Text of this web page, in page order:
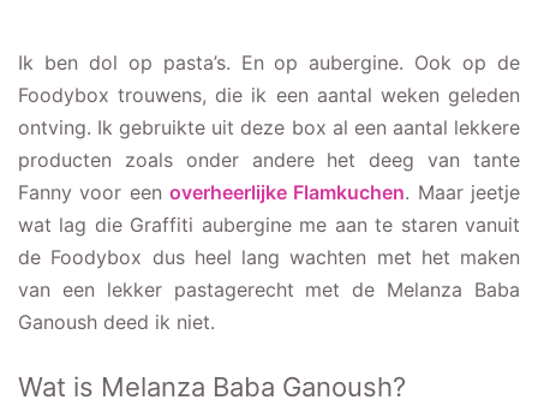
Ik ben dol op pasta’s. En op aubergine. Ook op de
Foodybox trouwens, die ik een aantal weken geleden
ontving. Ik gebruikte uit deze box al een aantal lekkere
producten zoals onder andere het deeg van tante
Fanny voor een overheerlijke Flamkuchen. Maar jeetje
wat lag die Graffiti aubergine me aan te staren vanuit
de Foodybox dus heel lang wachten met het maken
van een lekker pastagerecht met de Melanza Baba
Ganoush deed ik niet.
Wat is Melanza Baba Ganoush?